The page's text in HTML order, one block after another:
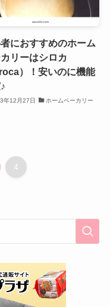
におすすめのホーム
リーはシロカ
）！安いのに機能
年12月27日 ホームベーカリー
4